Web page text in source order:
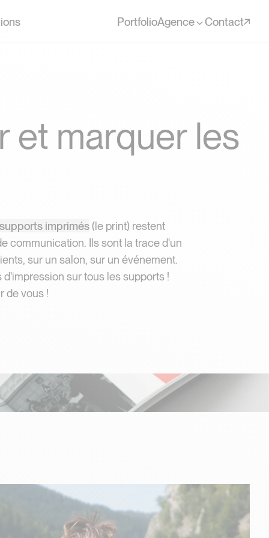
PortfolioAgence Contact
r et marquer les
et marquer les
imprimés(le print) restent
communication. Ils sont la trace d'un
sur un salon, sur un événement.
sur tous les supports !
de vous !